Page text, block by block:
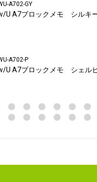
A702-GY
U A7ブロックメモ シルキ
A702-P
U A7ブロックメモ シェル